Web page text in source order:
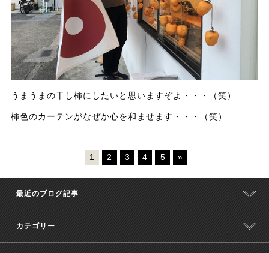
うまうまの干し柿にしたいと思いますぞよ・・・（笑）
柿色のカーテンがなぜか心を和ませます・・・（笑）
1 2 3 4 5 »
最近のブログ記事
カテゴリー